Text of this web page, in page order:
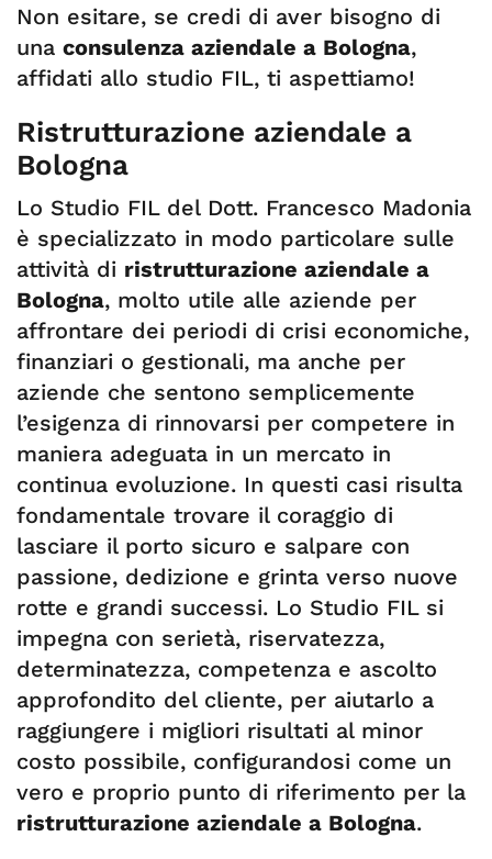
Non esitare, se credi di aver bisogno di
una consulenza aziendale a Bologna,
affidati allo studio FIL, ti aspettiamo!
Ristrutturazione aziendale a
Bologna
Lo Studio FIL del Dott. Francesco Madonia
è specializzato in modo particolare sulle
attività di ristrutturazione aziendale a
Bologna, molto utile alle aziende per
affrontare dei periodi di crisi economiche,
finanziari o gestionali, ma anche per
aziende che sentono semplicemente
l’esigenza di rinnovarsi per competere in
maniera adeguata in un mercato in
continua evoluzione. In questi casi risulta
fondamentale trovare il coraggio di
lasciare il porto sicuro e salpare con
passione, dedizione e grinta verso nuove
rotte e grandi successi. Lo Studio FIL si
impegna con serietà, riservatezza,
determinatezza, competenza e ascolto
approfondito del cliente, per aiutarlo a
raggiungere i migliori risultati al minor
costo possibile, configurandosi come un
vero e proprio punto di riferimento per la
ristrutturazione aziendale a Bologna.